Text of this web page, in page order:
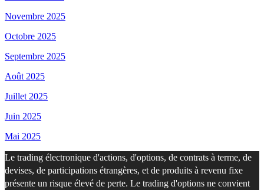
Novembre 2025
Octobre 2025
Septembre 2025
Août 2025
Juillet 2025
Juin 2025
Mai 2025
Le trading électronique d'actions, d'options, de contrats à terme, de
devises, de participations étrangères, et de produits à revenu fixe
présente un risque élevé de perte. Le trading d'options ne convient